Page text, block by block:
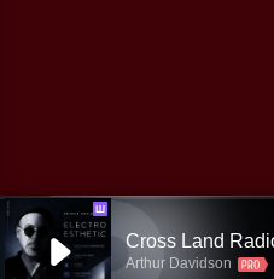
Ш
Cross Land
Arthur Davidson